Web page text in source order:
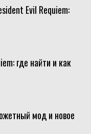
Evil Requiem:
где найти и как
мод и новое